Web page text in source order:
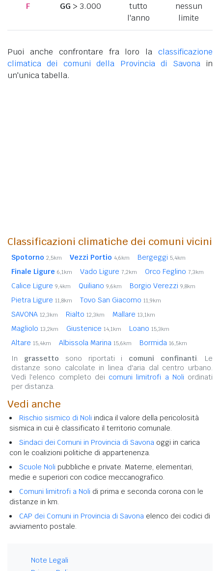
F GG > 3.000
tutto
l'anno
nessun
limite
Puoi anche confrontare fra loro la classificazione
climatica dei comuni della Provincia di Savonain
un'unica tabella.
Classificazioni climatiche dei comuni vicini
Spotorno 2,5km Vezzi Portio 4,6km Bergeggi 5,4km
Finale Ligure 6,1km Vado Ligure 7,2km Orco Feglino 7,3km
Calice Ligure 9,4km Quiliano 9,6km Borgio Verezzi 9,8km
Pietra Ligure 11,8km Tovo San Giacomo 11,9km
SAVONA 12,3km Rialto 12,3km Mallare 13,1km
Magliolo 13,2km Giustenice 14,1km Loano 15,3km
Altare 15,4km Albissola Marina 15,6km Bormida 16,5km
In grassetto sono riportati i comuni confinanti. Le
distanze sono calcolate in linea d'aria dal centro urbano.
Vedi l'elenco completo dei comuni limitrofi a Noli ordinati
per distanza.
Vedi anche
Rischio sismico di Noli indica il valore della pericolosità
sismica in cui è classificato il territorio comunale.
Sindaci dei Comuni in Provincia di Savona oggi in carica
con le coalizioni politiche di appartenenza.
Scuole Noli pubbliche e private. Materne, elementari,
medie e superiori con codice meccanografico.
Comuni limitrofi a Noli di prima e seconda corona con le
distanze in km.
CAP dei Comuni in Provincia di Savona elenco dei codici di
avviamento postale.
Note Legali